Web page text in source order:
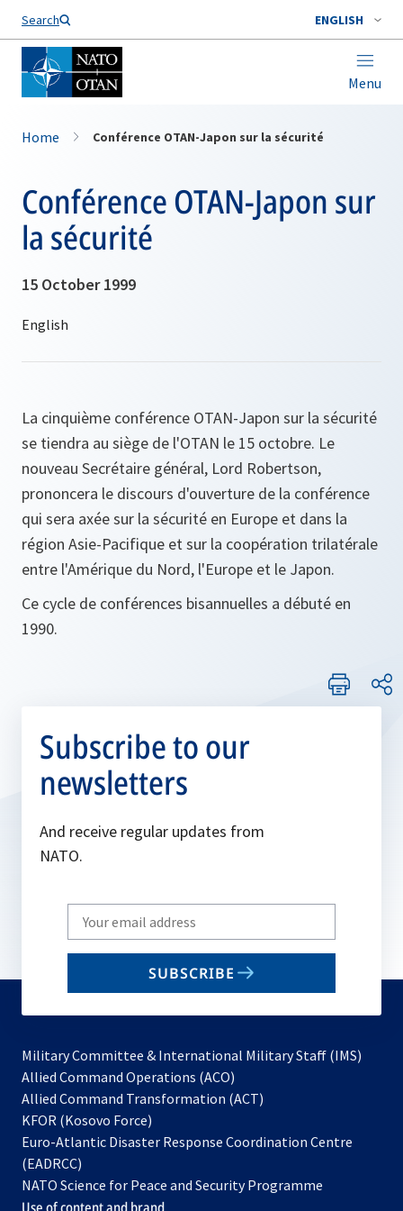
Search ENGLISH
Menu
Home Conférence OTAN-Japon sur la sécurité
Conférence OTAN-Japon sur
la sécurité
15 October 1999
La cinquième conférence OTAN-Japon sur la sécurité
se tiendra au siège de l'OTAN le 15 octobre. Le
nouveau Secrétaire général, Lord Robertson,
prononcera le discours d'ouverture de la conférence
qui sera axée sur la sécurité en Europe et dans la
région Asie-Pacifique et sur la coopération trilatérale
entre l'Amérique du Nord, l'Europe et le Japon.
Ce cycle de conférences bisannuelles a débuté en
1990.
Subscribe to our
newsletters
And receive regular updates from
NATO.
Write
your
email
SUBSCRIBE
Military Committee & International Military Staff (IMS)
Allied Command Operations (ACO)
in
new
Allied Command Transformation (ACT)
a
tab
KFOR (Kosovo Force)
in
new
tab
Euro-Atlantic Disaster Response Coordination Centre
(EADRCC)
NATO Science for Peace and Security Programme